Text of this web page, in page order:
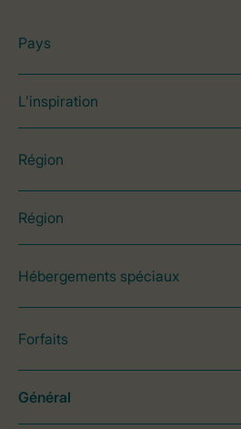
Pays
L’inspiration
Région
Région
Hébergements spéciaux
Forfaits
Général